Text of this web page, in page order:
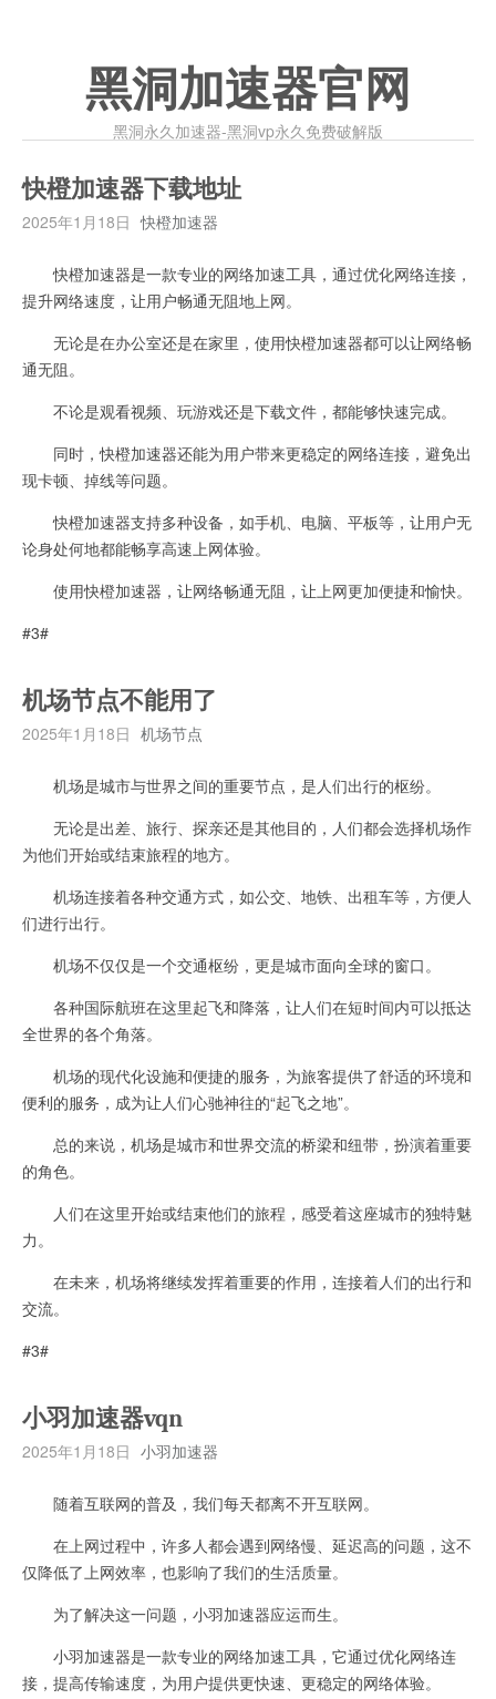
黑洞加速器官网
黑洞永久加速器-黑洞vp永久免费破解版
快橙加速器下载地址
2025年1月18日 快橙加速器
快橙加速器是一款专业的网络加速工具，通过优化网络连接，
提升网络速度，让用户畅通无阻地上网。
无论是在办公室还是在家里，使用快橙加速器都可以让网络畅
通无阻。
不论是观看视频、玩游戏还是下载文件，都能够快速完成。
同时，快橙加速器还能为用户带来更稳定的网络连接，避免出
现卡顿、掉线等问题。
快橙加速器支持多种设备，如手机、电脑、平板等，让用户无
论身处何地都能畅享高速上网体验。
使用快橙加速器，让网络畅通无阻，让上网更加便捷和愉快。
#3#
机场节点不能用了
2025年1月18日 机场节点
机场是城市与世界之间的重要节点，是人们出行的枢纷。
无论是出差、旅行、探亲还是其他目的，人们都会选择机场作
为他们开始或结束旅程的地方。
机场连接着各种交通方式，如公交、地铁、出租车等，方便人
们进行出行。
机场不仅仅是一个交通枢纷，更是城市面向全球的窗口。
各种国际航班在这里起飞和降落，让人们在短时间内可以抵达
全世界的各个角落。
机场的现代化设施和便捷的服务，为旅客提供了舒适的环境和
便利的服务，成为让人们心驰神往的“起飞之地”。
总的来说，机场是城市和世界交流的桥梁和纽带，扮演着重要
的角色。
人们在这里开始或结束他们的旅程，感受着这座城市的独特魅
力。
在未来，机场将继续发挥着重要的作用，连接着人们的出行和
交流。
#3#
小羽加速器vqn
2025年1月18日 小羽加速器
随着互联网的普及，我们每天都离不开互联网。
在上网过程中，许多人都会遇到网络慢、延迟高的问题，这不
仅降低了上网效率，也影响了我们的生活质量。
为了解决这一问题，小羽加速器应运而生。
小羽加速器是一款专业的网络加速工具，它通过优化网络连
接，提高传输速度，为用户提供更快速、更稳定的网络体验。